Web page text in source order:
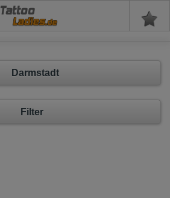
Tattoo
Darmstadt
Filter